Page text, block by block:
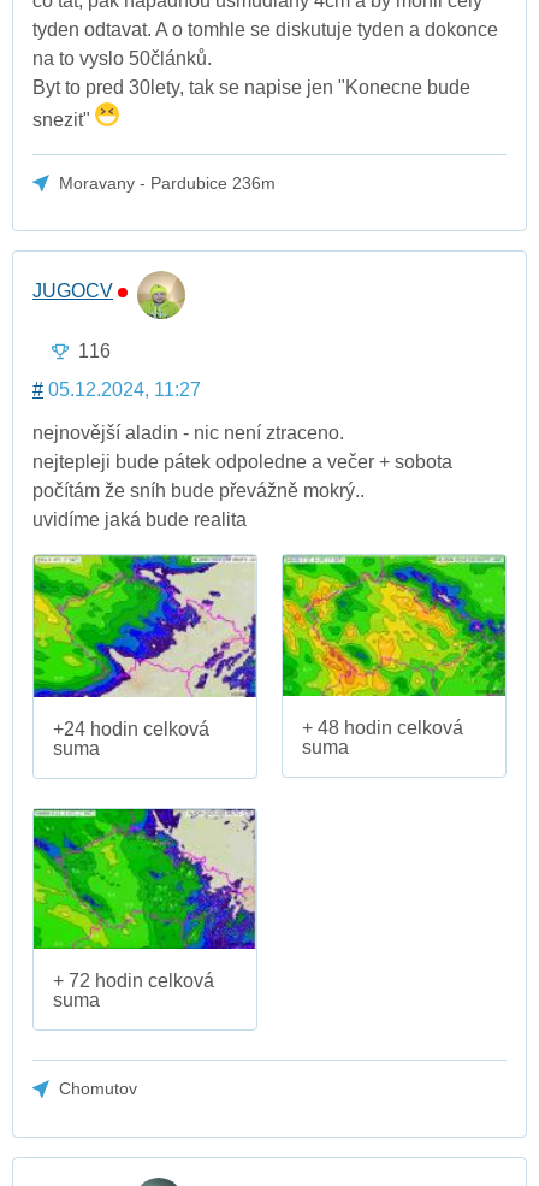
tyden odtavat. A o tomhle se diskutuje tyden a dokonce
na to vyslo 50článků.
Byt to pred 30lety, tak se napise jen "Konecne bude
snezit"
Moravany - Pardubice 236m
JUGOCV
116
# 05.12.2024, 11:27
nejnovější aladin - nic není ztraceno.
nejtepleji bude pátek odpoledne a večer + sobota
počítám že sníh bude převážně mokrý..
uvidíme jaká bude realita
+24 hodin celková
suma
+ 48 hodin celková
suma
+ 72 hodin celková
suma
Chomutov